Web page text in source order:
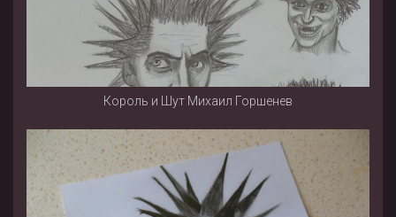
Король и Шут Михаил Горшенев